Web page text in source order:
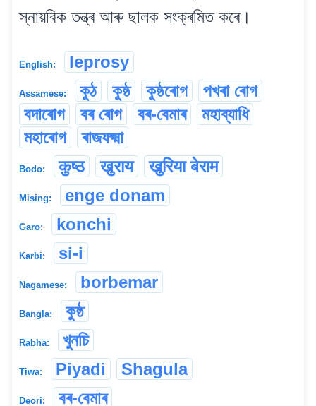
স্নায়বিক তন্ত্ৰ আৰু ছালক সংক্ৰমিত কৰে।
English: leprosy
Assamese: কুঠ কুষ্ঠ কুষ্ঠৰোগ
পখৰা ৰোগ
বদাৰোগ
বৰ ৰোগ বৰ-বেমাৰ
মহাব্যাধি
মহাৰোগ
ৰাজযক্ষ্মা
Bodo: कुष्ठ खुराय खुरिया बेराम
Mising: enge donam
Garo: konchi
Karbi: si-i
Nagamese: borbemar
Bangla: কুষ্ঠ
Rabha: খুনচি
Tiwa: Piyadi Shagula
Deori: বৰ-বেমাৰ